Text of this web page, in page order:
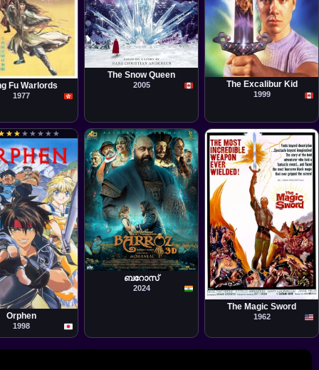
Cheh
Fu Warlords
1977
Película
Julian Gibbs
The Snow Queen
2005
Película
James Head
The Excalibur Kid
1999
★
★ ★
★ ★
★ ★
★ ★
★ ★
★ ★
★
Orphen
1998
Película
Mohanlal
ബറോസ്
2024
Película
Bert I. Gordon
The Magic Sword
1962